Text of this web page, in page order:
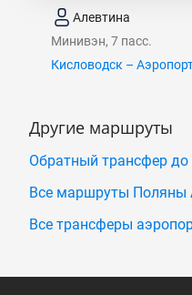
Алевтина
Минивэн, 7 пасс.
Кисловодск –
Другие маршруты
Обратный трансфер до
Все маршруты Поляны
Все трансферы